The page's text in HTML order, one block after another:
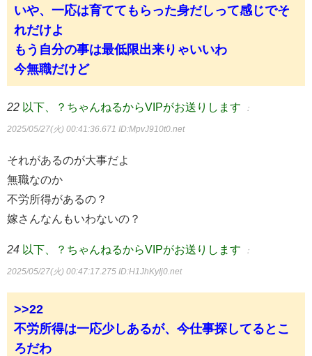
いや、一応は育ててもらった身だしって感じでそ
れだけよ
もう自分の事は最低限出来りゃいいわ
今無職だけど
22 以下、？ちゃんねるからVIPがお送りします ：
2025/05/27(火) 00:41:36.671 ID:MpvJ910t0.net
それがあるのが大事だよ
無職なのか
不労所得があるの？
嫁さんなんもいわないの？
24 以下、？ちゃんねるからVIPがお送りします ：
2025/05/27(火) 00:47:17.275 ID:H1JhKyIj0.net
>>22
不労所得は一応少しあるが、今仕事探してるとこ
ろだわ